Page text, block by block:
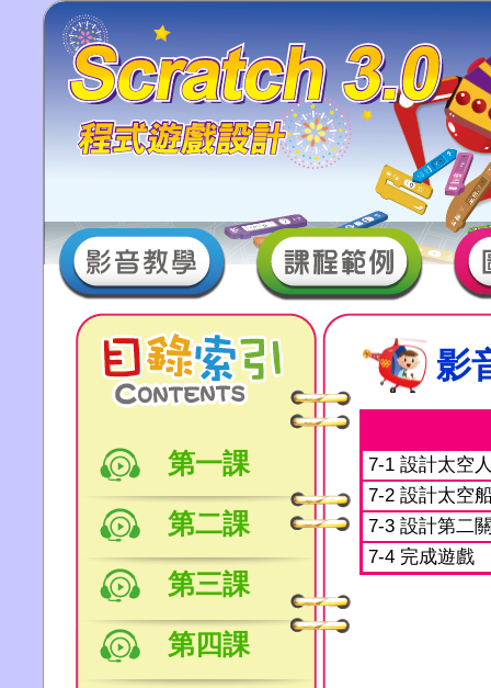
第一課
第二課
第三課
第四課
影
7-1 設計太空
7-2 設計太空
7-3 設計第二
7-4 完成遊戲